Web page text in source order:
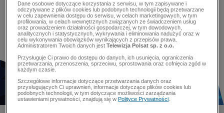
Dane osobowe dotyczące korzystania z serwisu, w tym zapisywane i
odczytywane z plików cookies lub podobnych technologii będą przetwarzane
w celu zapewnienia dostępu do serwisu, w celach marketingowych, w tym
profilowania, w celach wewnętrznych związanych ze świadczeniem usług
oraz prowadzeniem działalności gospodarczej, w tym dowodowych,
analitycznych i statystycznych, wykrywania i eliminowania nadużyć oraz w
celu wykonywania obowiązków wynikających z przepisów prawa.
Administratorem Twoich danych jestTelewizja Polsat sp. z o.o.
Przysługuje Ci prawo do dostępu do danych, ich usunięcia, ograniczenia
przetwarzania, przenoszenia, sprzeciwu, sprostowania oraz cofnięcia zgód w
każdym czasie.
Szczegółowe informacje dotyczące przetwarzania danych oraz
przysługujących Ci uprawnień, informacje dotyczące plików cookies lub
podobnych technologii, w tym dotyczące możliwości zarządzania
ustawieniami prywatności, znajdują się wPolityce Prywatności